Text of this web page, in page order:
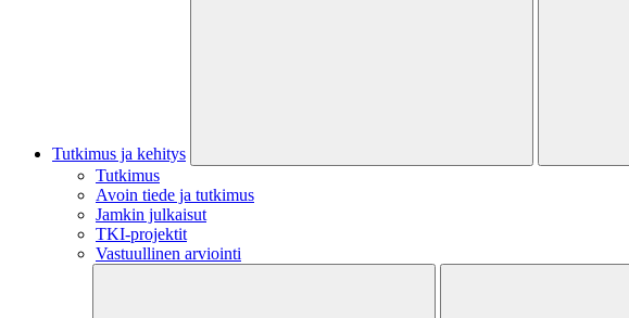
Tutkimus ja kehitys
Tutkimus
Avoin tiede ja tutkimus
Jamkin julkaisut
TKI-projektit
Vastuullinen arviointi